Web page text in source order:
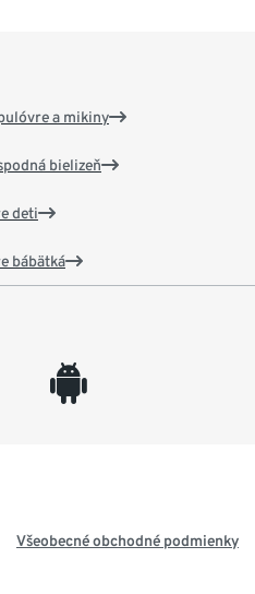
a mikiny
bielizeň
deti
bábätká
android
Všeobecné obchodné podmienky